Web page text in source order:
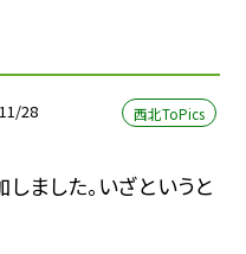
28 西北ToPics
ました。いざというと